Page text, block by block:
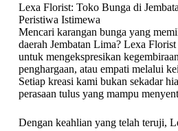
Lexa Florist: Toko Bunga di
Peristiwa Istimewa
Mencari karangan bunga yang
daerah Jembatan Lima? Lexa
untuk mengekspresikan
penghargaan, atau empati melalui
Setiap kreasi kami bukan sekadar
perasaan tulus yang mampu
Dengan keahlian yang telah teruji,